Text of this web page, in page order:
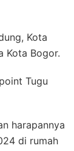
Kota
Kota Bogor.
Tugu
harapannya
di rumah